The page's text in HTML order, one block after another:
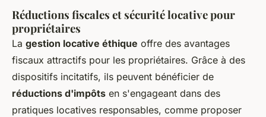
Réductions fiscales et sécurité locative pour
propriétaires
La gestion locative éthique offre des avantages
fiscaux attractifs pour les propriétaires. Grâce à des
dispositifs incitatifs, ils peuvent bénéficier de
réductions d'impôts en s'engageant dans des
pratiques locatives responsables, comme proposer